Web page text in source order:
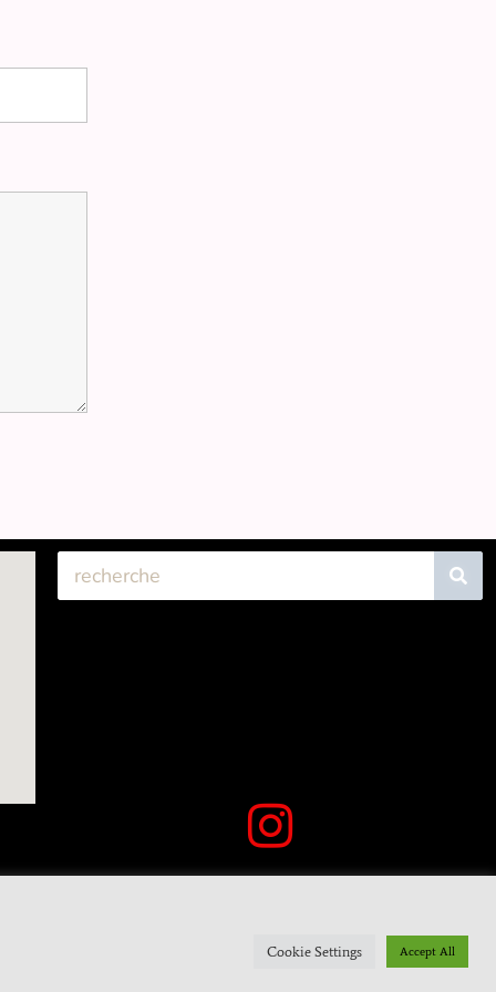
Cookie Settings Accept All